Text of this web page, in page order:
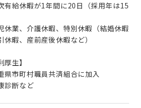
有給休暇が1年間に20日（採用年は15
休業、介護休暇、特別休暇（結婚休暇
休暇、産前産後休暇など）
厚生】
県市町村職員共済組合に加入
診断など